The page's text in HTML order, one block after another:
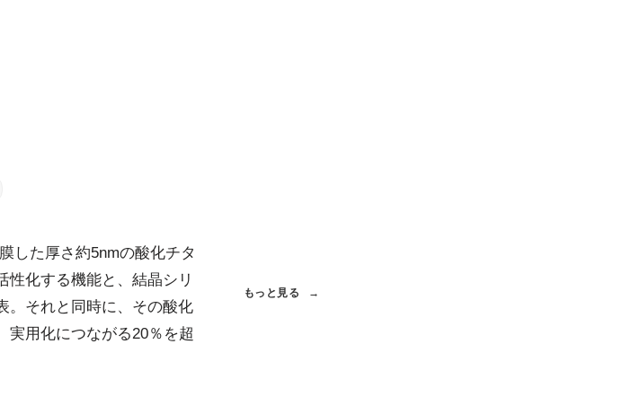
した厚さ約5nmの酸化チタ
性化する機能と、結晶シリ
。それと同時に、その酸化
実用化につながる20％を超
もっと見る